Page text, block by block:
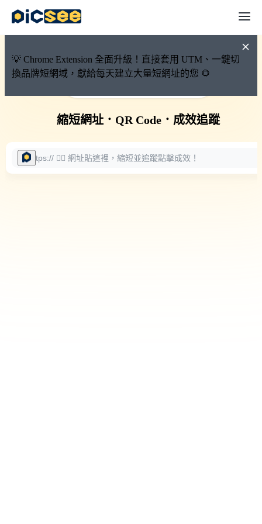
💡 Chrome Extension 全面升級！直接套用 UTM、一鍵切
換品牌短網域，獻給每天建立大量短網址的您 🌻
🚀 PicSee 短網址永久有效
縮短網址． QR Code． 成效追蹤